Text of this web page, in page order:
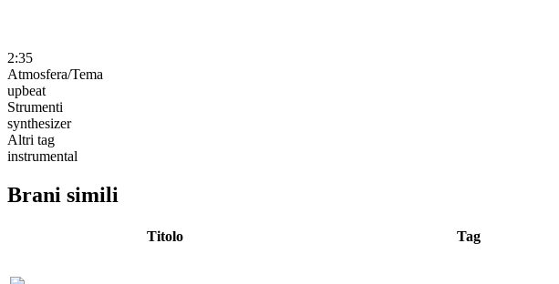
2:35
Atmosfera/Tema
upbeat
Strumenti
synthesizer
Altri tag
instrumental
Brani simili
Titolo Tag